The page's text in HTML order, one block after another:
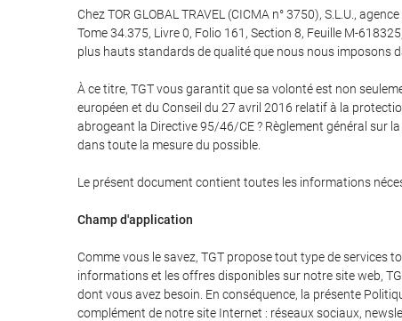
Chez TOR GLOBAL TRAVEL (CICMA n° 3750), S.L.U.,
Tome 34.375, Livre 0, Folio 161, Section 8, Feuille M-
plus hauts standards de qualité que nous nous imposons
À ce titre, TGT vous garantit que sa volonté est non
européen et du Conseil du 27 avril 2016 relatif à la
abrogeant la Directive 95/46/CE ? Règlement général sur
dans toute la mesure du possible.
Le présent document contient toutes les informations
Champ d'application
Comme vous le savez, TGT propose tout type de services
informations et les offres disponibles sur notre site web,
dont vous avez besoin. En conséquence, la présente
complément de notre site Internet : réseaux sociaux,